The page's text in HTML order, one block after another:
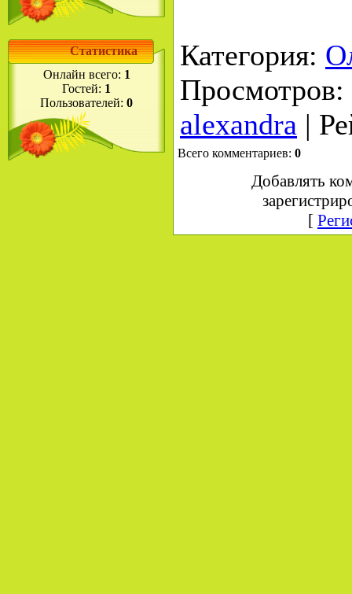
Статистика
Онлайн всего: 1
Гостей: 1
Пользователей: 0
Категория:
Просмотров
alexandra |
Всего комментариев: 0
Добавлять
[